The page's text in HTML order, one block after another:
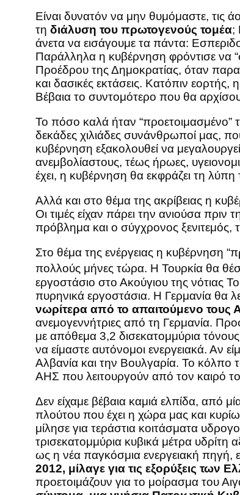
Είναι δυνατόν να μην θυμόμαστε, τις
τη διάλυση του πρωτογενούς τομέα;
άνετα να εισάγουμε τα πάντα:
Παράλληλα η κυβέρνηση φρόντισε να
Προέδρου της Δημοκρατίας, όταν
και δασικές εκτάσεις. Κατόπιν εορτής,
Βέβαια το συντομότερο που θα
Το πόσο καλά ήταν “προετοιμασμένο”
δεκάδες χιλιάδες συνάνθρωποί μας,
κυβέρνηση εξακολουθεί να
ανεμβολίαστους, τέως ήρωες,
έχει, η κυβέρνηση θα εκφράζει τη λύπη
Αλλά και στο θέμα της ακρίβειας η
Οι τιμές είχαν πάρει την ανιούσα
πρόβλημα και ο σύγχρονος
Στο θέμα της ενέργειας η κυβέρνηση
πολλούς μήνες τώρα. Η Τουρκία θα
εργοστάσιο στο Ακούγιου της νότιας
πυρηνικά εργοστάσια. Η Γερμανία θα
νωρίτερα από το απαιτούμενο τους
ανεμογεννήτριες από τη Γερμανία.
με απόθεμα 3,2 δισεκατομμύρια
να είμαστε αυτόνομοι ενεργειακά. Αν
Αλβανία και την Βουλγαρία. Το κόλπο
ΑΗΣ που λειτουργούν από τον καιρό
Δεν είχαμε βέβαια καμιά ελπίδα, από
πλούτου που έχει η χώρα μας και
μίλησε για τεράστια κοιτάσματα
τρισεκατομμύρια κυβικά μέτρα υδρίτη
ως η νέα παγκόσμια ενεργειακή πηγή,
2012, μίλαγε για τις εξορύξεις των
προετοιμάζουν για το μοίρασμα του